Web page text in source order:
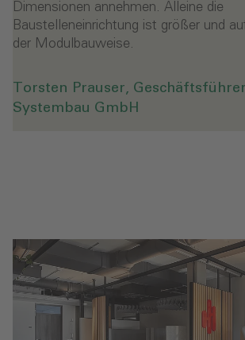
Dimensionen annehmen. Alleine die
Baustelleneinrichtung ist größer und
der Modulbauweise.
Torsten Prauser,
Systembau GmbH